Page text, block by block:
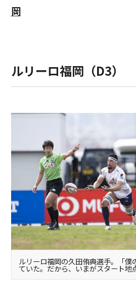
岡
ルリーロ福岡（D3）
ルリーロ福岡の久田侑典選手。「僕
ていた。だから、いまがスタート地